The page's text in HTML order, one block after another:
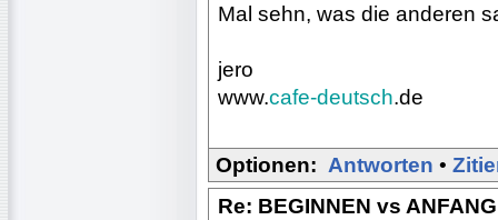
Mal sehn, was die anderen
jero
www.cafe-deutsch.de
Optionen: Antworten •
Re: BEGINNEN vs